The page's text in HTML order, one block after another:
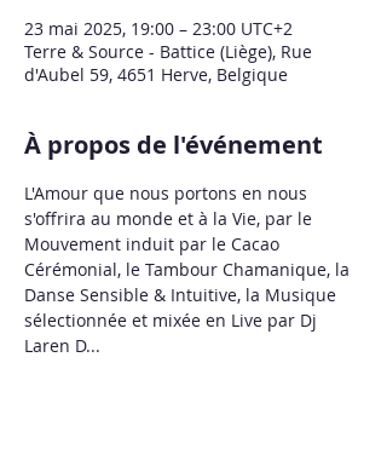
23 mai 2025, 19:00 – 23:00 UTC+2
Terre & Source - Battice (Liège), Rue
d'Aubel 59, 4651 Herve, Belgique
À propos de l'événement
L'Amour que nous portons en nous
s'offrira au monde et à la Vie, par le
Mouvement induit par le Cacao
Cérémonial, le Tambour Chamanique, la
Danse Sensible & Intuitive, la Musique
sélectionnée et mixée en Live par Dj
Laren D...